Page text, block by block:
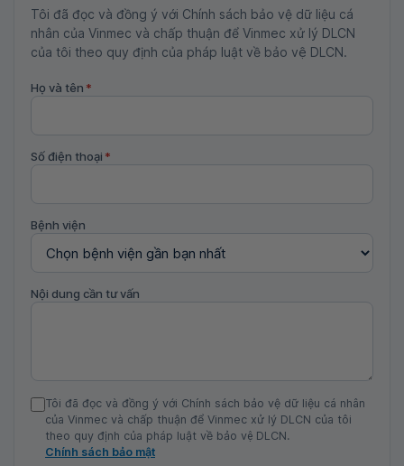
Tôi đã đọc và đồng ý với Chính sách bảo vệ dữ liệu cá
nhân của Vinmec và chấp thuận để Vinmec xử lý DLCN
của tôi theo quy định của pháp luật về bảo vệ DLCN.
Họ và tên *
Số điện thoại *
Bệnh viện
Nội dung cần tư vấn
Tôi đã đọc và đồng ý với Chính sách bảo vệ dữ liệu cá nhân
của Vinmec và chấp thuận để Vinmec xử lý DLCN của tôi
theo quy định của pháp luật về bảo vệ DLCN.
Chính sách bảo mật